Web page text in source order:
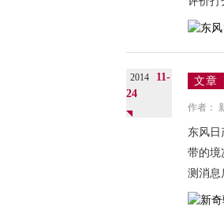
2014
11-
24
文章
作者：
东风日
带的境
测消息